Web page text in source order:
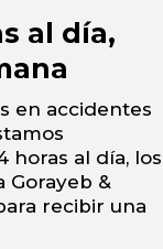
al día,
en accidentes
horas al día, los
Gorayeb &
recibir una